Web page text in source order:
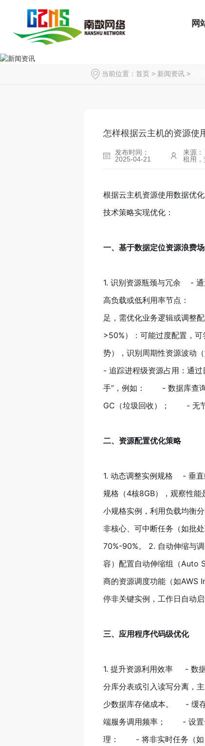
网
当前位置： 首页 > 新闻资讯 >
怎样根据云主机的资源使
发布时间：
2025-04-21
来源
租用，
根据云主机资源使用数据优
技术策略实现优化：
一、基于数据定位资源浪费
1. 识别资源瓶颈与冗余 - 通
高负载或低利用率节点： -
足，需优化业务逻辑或调
>50%）：可能过度配置，
势），识别周期性资源波动
- 追踪进程级资源占用：通
手”，例如： - 数据库查
GC（垃圾回收）； - 无节
二、资源配置优化策略
1. 动态调整实例规格 - 垂直
规格（4核8GB），观察性
小规格实例，利用负载均衡
非核心、可中断任务（如批
70%-90%。 2. 自动伸缩与
容）配置自动伸缩组（
商的资源调度功能（如AWS
停非关键实例，工作日自动启
三、应用程序代码级优化
1. 提升资源利用效率 -
分库分表或引入读写分离
少数据库存储成本。 - 缓
端服务调用频率； - 设置
理： - 将非实时任务（如